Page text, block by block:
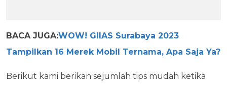
BACA JUGA:WOW! GIIAS Surabaya 2023
Tampilkan 16 Merek Mobil Ternama, Apa Saja Ya?
Berikut kami berikan sejumlah tips mudah ketika